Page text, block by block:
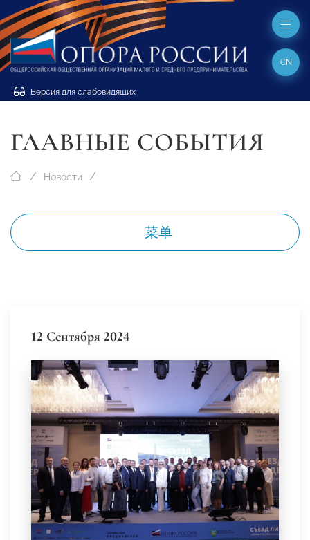
Версия для слабовидящих
CN
ГЛАВНЫЕ СОБЫТИЯ
Новости
菜单
12 Сентября 2024